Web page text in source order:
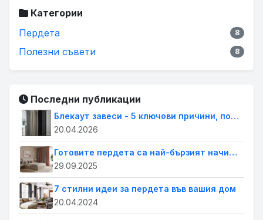
Категории
Пердета
8
Полезни съвети 8
Последни публикации
Блекаут завеси - 5 ключови причини, поради които всеки дом се нуждае от тях.
20.04.2026
Готовите пердета са най-бързият начин да освежиш дома си. Лесна промяна с голям ефект
29.09.2025
7 стилни идеи за пердета във вашия дом
20.04.2024